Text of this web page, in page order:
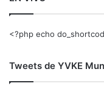
<?php echo
Tweets de YVKE